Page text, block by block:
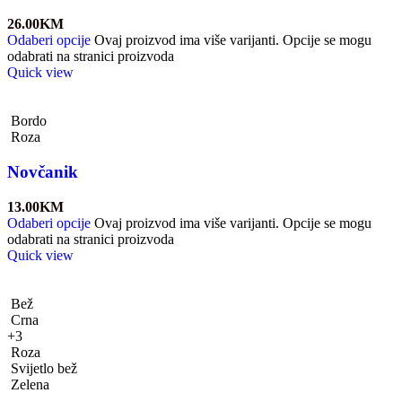
26.00KM
Odaberi opcije Ovaj proizvod ima više varijanti. Opcije se mogu
odabrati na stranici proizvoda
Quick view
Bordo
Roza
Novčanik
13.00KM
Odaberi opcije Ovaj proizvod ima više varijanti. Opcije se mogu
odabrati na stranici proizvoda
Quick view
Bež
Crna
+3
Roza
Svijetlo bež
Zelena